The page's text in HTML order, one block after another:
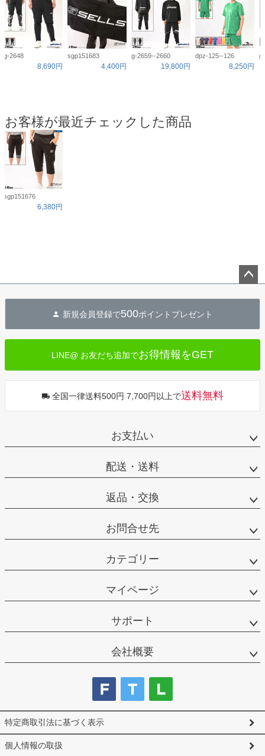
g-2648
8,690円
sgp151683
4,400円
g-2659--2660
19,800円
dpz-125--126
8,250円
お客様が最近チェックした商品
sgp151676
6,380円
へ
新規会員登録で500ポイントプレゼント
LINE@ お友だち追加でお得情報をGET
全国一律送料500円 7,700円以上で送料無料
お支払い
配送・送料
返品・交換
お問合せ先
カテゴリー
マイページ
サポート
会社概要
特定商取引法に基づく表示
個人情報の取扱